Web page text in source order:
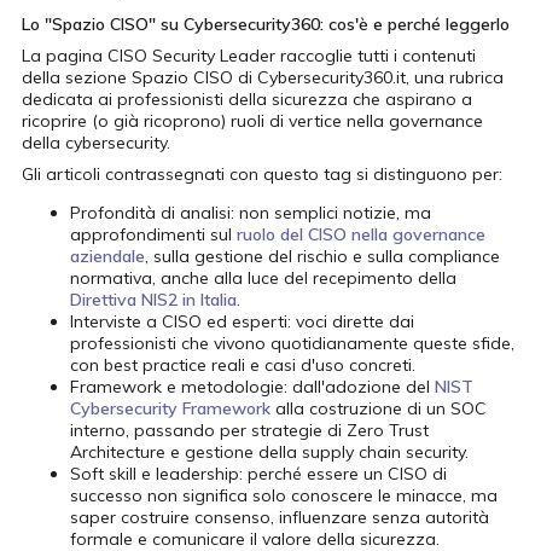
Lo "Spazio CISO" su Cybersecurity360: cos'è e perché leggerlo
La pagina CISO Security Leader raccoglie tutti i contenuti
della sezione Spazio CISO di Cybersecurity360.it, una rubrica
dedicata ai professionisti della sicurezza che aspirano a
ricoprire (o già ricoprono) ruoli di vertice nella governance
della cybersecurity.
Gli articoli contrassegnati con questo tag si distinguono per:
Profondità di analisi: non semplici notizie, ma
approfondimenti sulruolo del CISO nella governance
aziendale, sulla gestione del rischio e sulla compliance
normativa, anche alla luce del recepimento della
Direttiva NIS2 in Italia.
Interviste a CISO ed esperti: voci dirette dai
professionisti che vivono quotidianamente queste sfide,
con best practice reali e casi d'uso concreti.
Framework e metodologie: dall'adozione delNIST
Cybersecurity Framework alla costruzione di un SOC
interno, passando per strategie di Zero Trust
Architecture e gestione della supply chain security.
Soft skill e leadership: perché essere un CISO di
successo non significa solo conoscere le minacce, ma
saper costruire consenso, influenzare senza autorità
formale e comunicare il valore della sicurezza.